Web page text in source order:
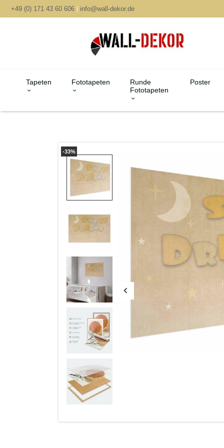
+49 (0) 171 43 60 606 | info@wall-dekor.de
Tapeten Fototapeten
Runde
Fototapeten
Poster
-33%